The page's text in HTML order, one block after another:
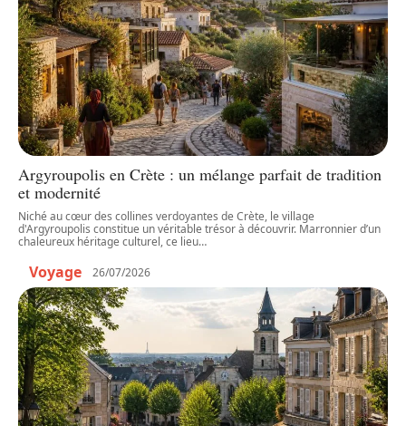
Argyroupolis en Crète : un mélange parfait de tradition
et modernité
Niché au cœur des collines verdoyantes de Crète, le village
d'Argyroupolis constitue un véritable trésor à découvrir. Marronnier d’un
chaleureux héritage culturel, ce lieu…
Voyage 26/07/2026